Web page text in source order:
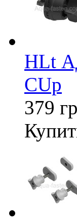
HLt
CUp
379